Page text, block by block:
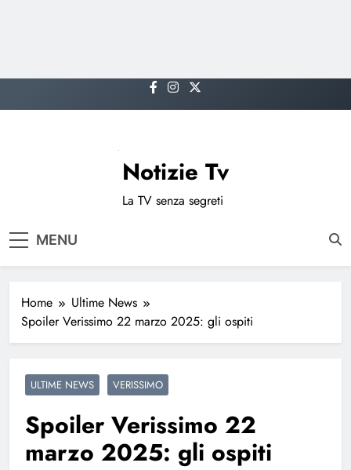
to
Notizie Tv
La TV senza segreti
MENU
Home
Ultime News
Spoiler Verissimo 22 marzo 2025: gli ospiti
ULTIME NEWS VERISSIMO
Spoiler Verissimo 22
marzo 2025: gli ospiti